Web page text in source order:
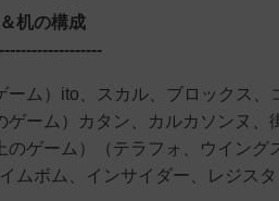
机の構成
ーム）ito、スカル、ブロックス、
ゲーム）カタン、カルカソンヌ、
のゲーム）（テラフォ、ウイング
ムボム、インサイダー、レジス